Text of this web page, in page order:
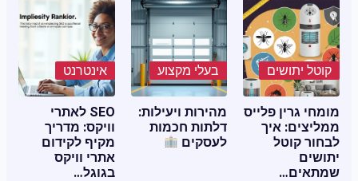
קוטל יתושים
מומחי גרין פלייס
ממליצים: איך
לבחור קוטל
יתושים
שמתאים…
בעלי מקצוע
מהירות ויעילות:
דלתות חכמות
לעסקים
אינטרנט
SEO לאתרי
וויקס: מדריך
מקיף לקידום
אתרי וויקס
בגוגל…